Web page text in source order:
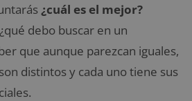
¿cuál es el mejor?
¿qué debo buscar en un
que aunque parezcan iguales,
distintos y cada uno tiene sus